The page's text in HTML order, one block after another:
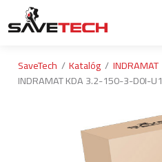
SaveTech Katalóg INDRAMAT
INDRAMAT KDA 3.2-150-3-D0I-U1